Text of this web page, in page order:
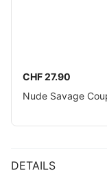
CHF 27.90
Nude Savage
DETAILS